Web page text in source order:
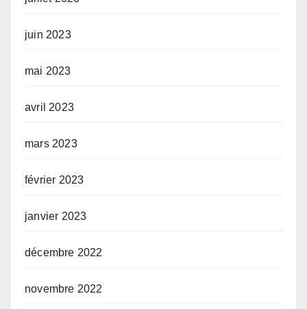
juin 2023
mai 2023
avril 2023
mars 2023
février 2023
janvier 2023
décembre 2022
novembre 2022